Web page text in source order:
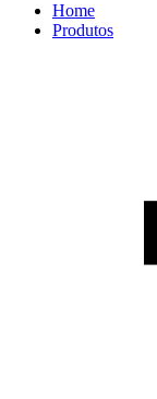
Home
Produtos